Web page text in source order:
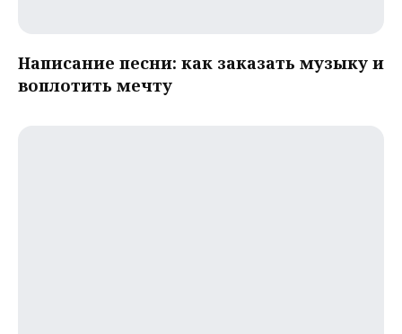
Написание песни: как заказать музыку и
воплотить мечту